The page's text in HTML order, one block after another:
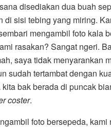
disediakan dua buah
di sisi tebing yang miring.
mengambil foto kala
rasakan? Sangat ngeri.
saya tidak menyarankan
sudah tertambat dengan
bak berada di puncak
coster.
foto bersepeda, kami